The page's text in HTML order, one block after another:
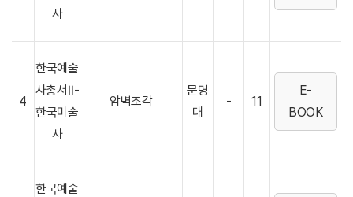
사
4
한국예술
사총서Ⅱ-
한국미술
사
암벽조각
문명
대
- 11
E-
BOOK
한국예술